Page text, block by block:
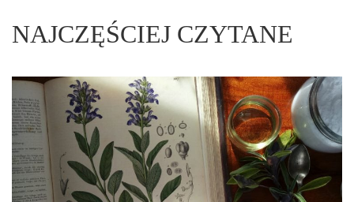
NAJCZĘŚCIEJ CZYTANE